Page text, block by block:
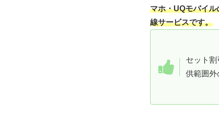
マホ・UQモバイ
線サービスです。
セット
供範囲